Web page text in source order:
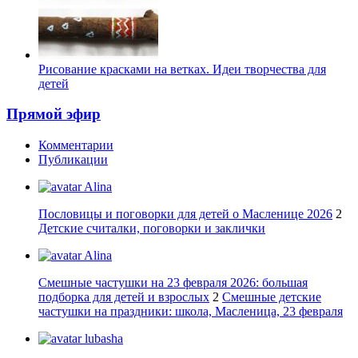
Рисование красками на ветках. Идеи творчества для
детей
Прямой эфир
Комментарии
Публикации
Alina
Пословицы и поговорки для детей о Масленице 2026 2
Детские считалки, поговорки и заклички
Alina
Смешные частушки на 23 февраля 2026: большая
подборка для детей и взрослых 2 Смешные детские
частушки на праздники: школа, Масленица, 23 февраля
lubasha